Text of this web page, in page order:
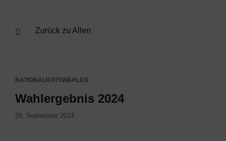
Zurück zu Allen
NATIONALRATSWAHLEN
Wahlergebnis 2024
29. September 2024